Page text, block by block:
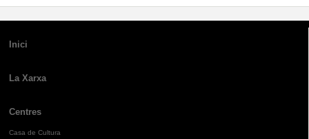
Inici
La Xarxa
Centres
Casa de Cultura